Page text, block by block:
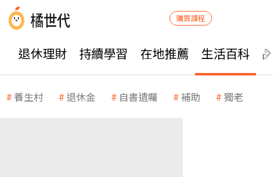
購買課程
退休理財 持續學習 在地推薦 生活百科
養生村 退休金 自書遺囑 補助 獨老